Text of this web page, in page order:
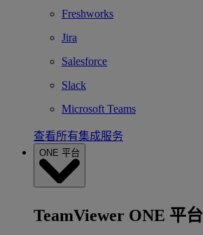
Freshworks
Jira
Salesforce
Slack
Microsoft Teams
查看所有集成服务
ONE 平台
TeamViewer ONE 平台